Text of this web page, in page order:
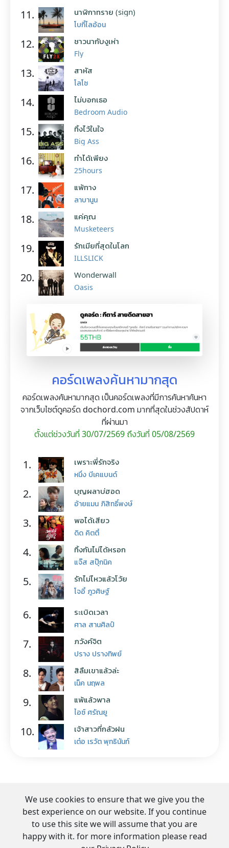
11. นาฬิกาทราย (sign)
โบกี้ไลอ้อน
12. ชาวนากับงูเห่า
Fly
13. สาหัส
โลโซ
14. ไม่บอกเธอ
Bedroom Audio
15. ทิ้งไว้ในใจ
Big Ass
16. ทำได้เพียง
25hours
17. แพ้ทาง
ลาบานูน
18. แค่คุณ
Musketeers
19. รักเมียที่สุดในโลก
ILLSLICK
20. Wonderwall
Oasis
คอร์ดเพลงค้นหามากสุด
คอร์ดเพลงค้นหามากสุด เป็นคอร์ดเพลงที่มีการค้นหาค้นหา
จากเว็บไซต์ดูคอร์ด dochord.com มากที่สุดในช่วงสัปดาห์
ที่ผ่านมา
ตั้งแต่ช่วงวันที่ 30/07/2569 ถึงวันที่ 05/08/2569
1. เพราะพี่รักจริง
หนึ่ง บีเคแบนด์
2. บุญผลาบ่ฮอด
อ้ายแมน ภิสิทธิ์พงษ์
3. พอได้เสียว
ดิด คิตตี้
4. ทิ้งกันไม่ได้หรอก
แจ๊ส สปุ๊กนิค
5. รักไม่ไหวแล้วโว้ย
โจอี้ ภูวศิษฐ์
6. ระเบิดเวลา
ศาล สานศิลป์
7. ภวังค์จิต
ปราง ปรางทิพย์
8. สิลืมเขาแล้วล่ะ
เน็ค นฤพล
9. แพ้แล้วพาล
ไอซ์ ศรัณยู
10. เจ้าสาวที่กลัวฝน
เต๋อ เรวัต พุทธินันท์
We use cookies to ensure that we give you the
best experience on our website. If you continue
to use this site we will assume that you are
happy with it. for more information please read